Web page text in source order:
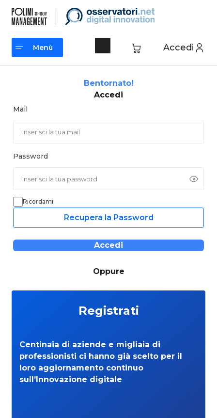
contenuto
Accedi
Menù
Bentornato!
Accedi
Mail
Password
Ricordami
Recupera la Password
Accedi
Oppure
Registrati
Centinaia di aziende e migliaia di
professionisti ci hanno già scelto per il
loro aggiornamento continuo
sull’Innovazione digitale